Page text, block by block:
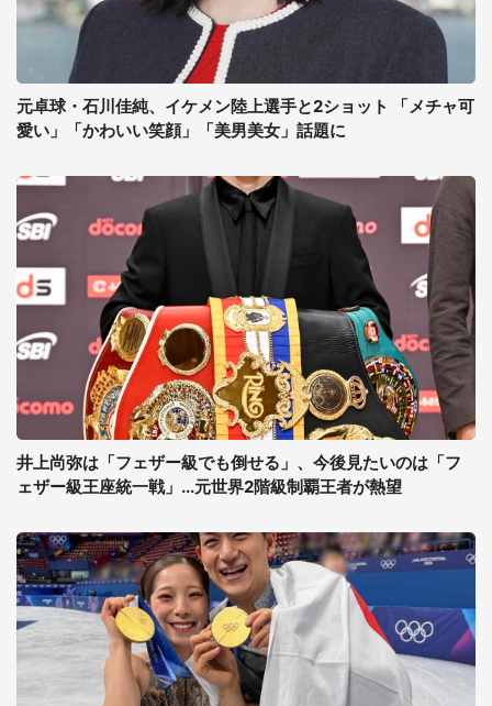
元卓球・石川佳純、イケメン陸上選手と2ショット 「メチャ可
愛い」「かわいい笑顔」「美男美女」話題に
井上尚弥は「フェザー級でも倒せる」、今後見たいのは「フ
ェザー級王座統一戦」...元世界2階級制覇王者が熱望